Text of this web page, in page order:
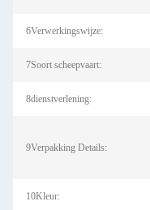
6Verwerkingswijze:
7Soort scheepvaart:
8dienstverlening:
9Verpakking Details:
10Kleur: